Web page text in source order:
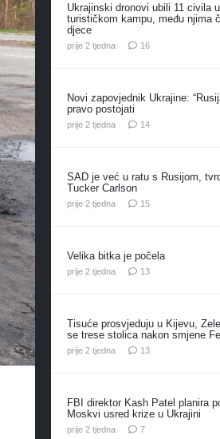
Ukrajinski dronovi ubili 11 civila u
turističkom kampu, među njima
djece
prije 2 tjedna 16komentara
Novi zapovjednik Ukrajine:
pravo postojati
prije 2 tjedna 14komentara
SAD je već u ratu s Rusijom,
Tucker Carlson
prije 2 tjedna 15komentara
Velika bitka je počela
prije 2 tjedna 13komentara
Tisuće prosvjeduju u Kijevu,
se trese stolica nakon smjene
prije 2 tjedna 13komentara
FBI direktor Kash Patel planira
Moskvi usred krize u Ukrajini
prije 2 tjedna 7komentara